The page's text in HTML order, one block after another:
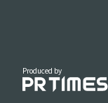
Produced by